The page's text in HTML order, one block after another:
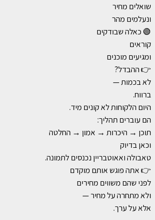
שואלים מחיר
ונעלמים מהר
🟢 כאלה שבודקים
קוראים
ומגיעים מוכנים
👉 ההבדל?
לא בכמות —
ברווח.
היום הלקוחות לא קונים מיד.
הם עוברים תהליך:
תוכן → היכרות → אמון → החלטה
וכאן בדיוק
טאבולה ואאוטבריין נכנסים לתמונה.
👉 אתה פוגש אותם מוקדם
לפני שהם משווים מחירים
ולא מתחרה על מחיר —
אלא על ערך.